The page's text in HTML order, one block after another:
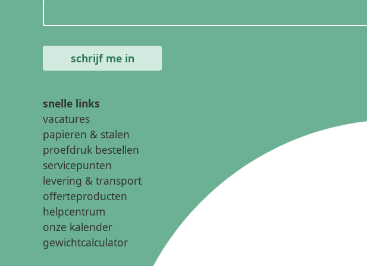
snelle links
vacatures
papieren & stalen
proefdruk bestellen
servicepunten
levering & transport
offerteproducten
helpcentrum
onze kalender
gewichtcalculator